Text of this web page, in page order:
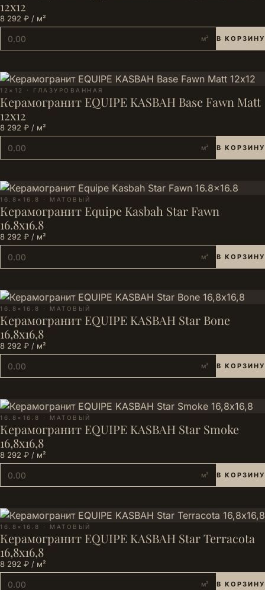
12х12
8 292 ₽ / м²
м² В КОРЗИНУ
12×12 · ГЛАЗУРОВАННАЯ
Керамогранит EQUIPE KASBAH Base Fawn Matt
12х12
8 292 ₽ / м²
м² В КОРЗИНУ
16.8×16.8 · МАТОВЫЙ
Керамогранит Equipe Kasbah Star Fawn
16.8x16.8
8 292 ₽ / м²
м² В КОРЗИНУ
16.8×16.8 · МАТОВЫЙ
Керамогранит EQUIPE KASBAH Star Bone
16,8х16,8
8 292 ₽ / м²
м² В КОРЗИНУ
16.8×16.8 · МАТОВЫЙ
Керамогранит EQUIPE KASBAH Star Smoke
16,8х16,8
8 292 ₽ / м²
м² В КОРЗИНУ
16.8×16.8 · МАТОВЫЙ
Керамогранит EQUIPE KASBAH Star Terracota
16,8х16,8
8 292 ₽ / м²
м² В КОРЗИНУ